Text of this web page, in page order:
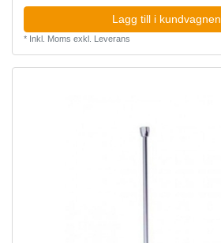
Lagg till i kundvagnen
* Inkl. Moms exkl. Leverans